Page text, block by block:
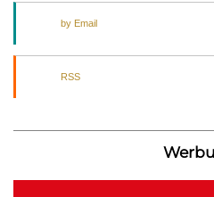
by Email
RSS